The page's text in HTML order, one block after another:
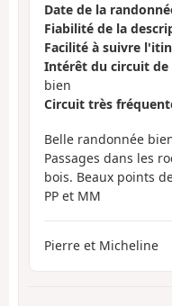
Date de la
Fiabilité de la
Facilité à suivre
Intérêt du circuit de
bien
Circuit très
Belle randonnée
Passages dans les
bois. Beaux points
PP et MM
Pierre et Micheline